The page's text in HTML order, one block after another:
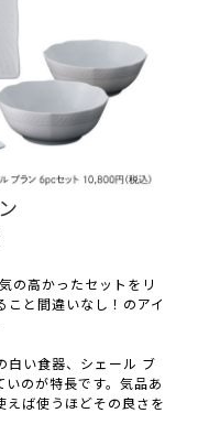
の高かったセットをリ
こと間違いなし！のアイ
白い食器、シェール ブ
いのが特長です。気品あ
えば使うほどその良さを